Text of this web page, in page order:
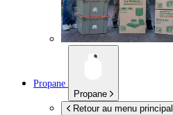
Propane
Propane
Retour au menu principal